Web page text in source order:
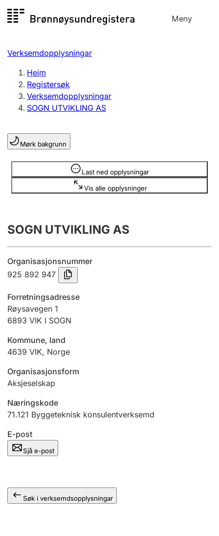
til
Meny
Registersøk
Aksjeselskap
Enkeltpersonføretak
Registrere, endre, slette
Lag og foreining
Registrere, endre, slette
Årsrekneskap
Innsending og forseinkingsgebyr
Jeger
Ektepaktrettleiaren
Andre tema
Verksemdopplysningar
Heim
Registersøk
Verksemdopplysningar
SOGN UTVIKLING AS
Mørk bakgrunn
Last ned opplysningar
Vis alle opplysninger
Opplysninger er skjult
SOGN UTVIKLING AS
Organisasjonsnummer
925 892 947
Forretningsadresse
Røysavegen 1
6893 VIK I SOGN
Kommune, land
4639 VIK, Norge
Organisasjonsform
Aksjeselskap
Næringskode
71.121 Byggeteknisk konsulentverksemd
E-post
Sjå e-post
Søk i verksemdsopplysningar